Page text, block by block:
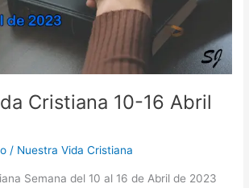
Cristiana 10-16 Abril
/ Nuestra Vida Cristiana
Semana del 10 al 16 de Abril de 2023